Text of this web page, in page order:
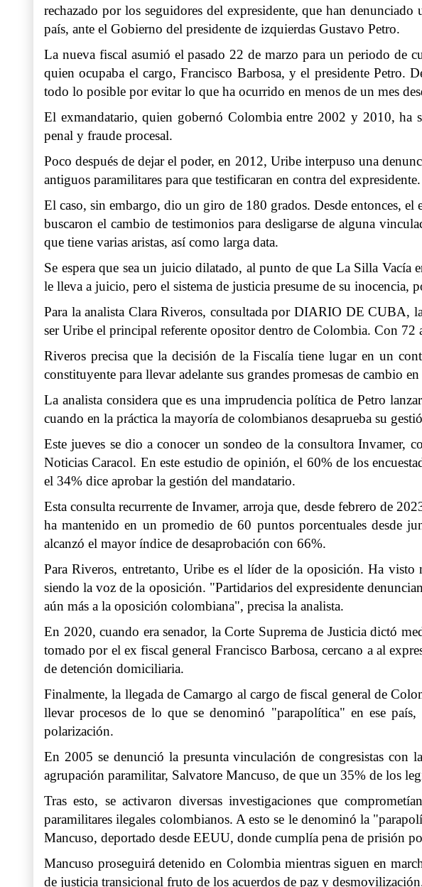
rechazado por los seguidores del expresidente, que han
país, ante el Gobierno del presidente de izquierdas Gustavo Petro.
La nueva fiscal asumió el pasado 22 de marzo para un periodo de
quien ocupaba el cargo, Francisco Barbosa, y el presidente Petro.
todo lo posible por evitar lo que ha ocurrido en menos de un mes
El exmandatario, quien gobernó Colombia entre 2002 y 2010, ha
penal y fraude procesal.
Poco después de dejar el poder, en 2012, Uribe interpuso una
antiguos paramilitares para que testificaran en contra del expresidente.
El caso, sin embargo, dio un giro de 180 grados. Desde entonces,
buscaron el cambio de testimonios para desligarse de alguna
que tiene varias aristas, así como larga data.
Se espera que sea un juicio dilatado, al punto de que La Silla Vacía
le lleva a juicio, pero el sistema de justicia presume de su inocencia,
Para la analista Clara Riveros, consultada por DIARIO DE CUBA,
ser Uribe el principal referente opositor dentro de Colombia. Con
Riveros precisa que la decisión de la Fiscalía tiene lugar en un
constituyente para llevar adelante sus grandes promesas de cambio
La analista considera que es una imprudencia política de Petro
cuando en la práctica la mayoría de colombianos desaprueba su
Este jueves se dio a conocer un sondeo de la consultora Invamer,
Noticias Caracol. En este estudio de opinión, el 60% de los
el 34% dice aprobar la gestión del mandatario.
Esta consulta recurrente de Invamer, arroja que, desde febrero de
ha mantenido en un promedio de 60 puntos porcentuales desde
alcanzó el mayor índice de desaprobación con 66%.
Para Riveros, entretanto, Uribe es el líder de la oposición. Ha
siendo la voz de la oposición. "Partidarios del expresidente
aún más a la oposición colombiana", precisa la analista.
En 2020, cuando era senador, la Corte Suprema de Justicia dictó
tomado por el ex fiscal general Francisco Barbosa, cercano a al
de detención domiciliaria.
Finalmente, la llegada de Camargo al cargo de fiscal general de
llevar procesos de lo que se denominó "parapolítica" en ese
polarización.
En 2005 se denunció la presunta vinculación de congresistas con
agrupación paramilitar, Salvatore Mancuso, de que un 35% de los
Tras esto, se activaron diversas investigaciones que
paramilitares ilegales colombianos. A esto se le denominó la
Mancuso, deportado desde EEUU, donde cumplía pena de prisión
Mancuso proseguirá detenido en Colombia mientras siguen en
de justicia transicional fruto de los acuerdos de paz y